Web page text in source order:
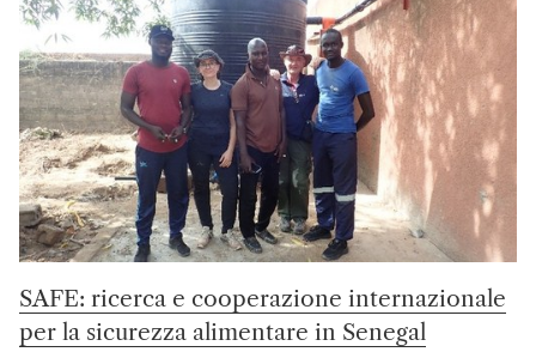
SAFE: ricerca e cooperazione internazionale
per la sicurezza alimentare in Senegal